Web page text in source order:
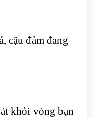
cậu đảm đang
khỏi vòng bạn